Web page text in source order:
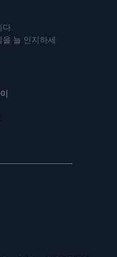
다.
늘 인지하세